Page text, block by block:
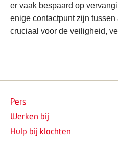
er vaak bespaard op
enige contactpunt zijn
cruciaal voor de veiligheid,
Pers
Werken bij
Hulp bij klachten